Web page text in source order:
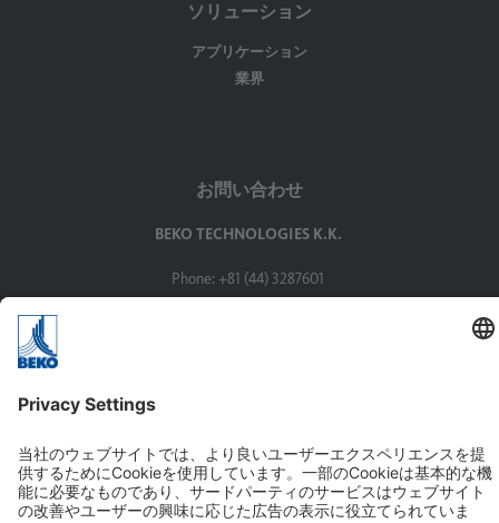
ソリューション
アプリケーション
業界
お問い合わせ
BEKO TECHNOLOGIES K.K.
Phone: +81 (44) 3287601
ベコテクノロジーズ株式会社
お問い合わせ